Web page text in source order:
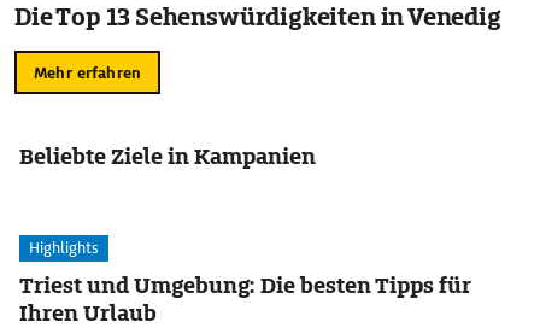
Die Top 13 Sehenswürdigkeiten in Venedig
Mehr erfahren
Beliebte Ziele in Kampanien
Highlights
Triest und Umgebung: Die besten Tipps für
Ihren Urlaub